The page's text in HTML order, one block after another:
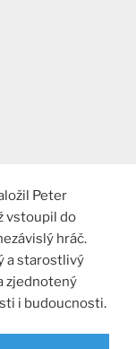
Peter
vstoupil do
hráč.
a starostlivý
zjednotený
i budoucnosti​​.